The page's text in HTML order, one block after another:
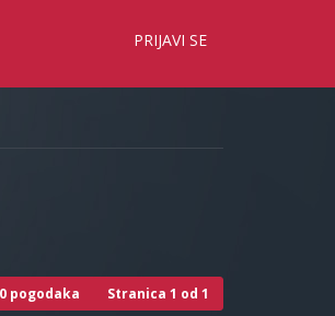
PRIJAVI SE
pogodaka Stranica 1 od 1